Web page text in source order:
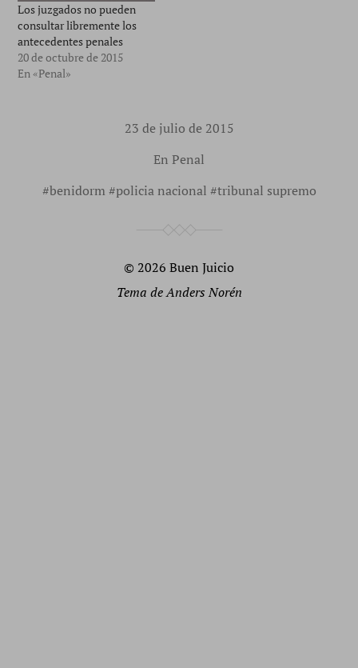
Los juzgados no pueden
consultar libremente los
antecedentes penales
20 de octubre de 2015
En «Penal»
23 de julio de 2015
En Penal
#benidorm #policia nacional #tribunal supremo
© 2026 Buen Juicio
Tema deAnders Norén